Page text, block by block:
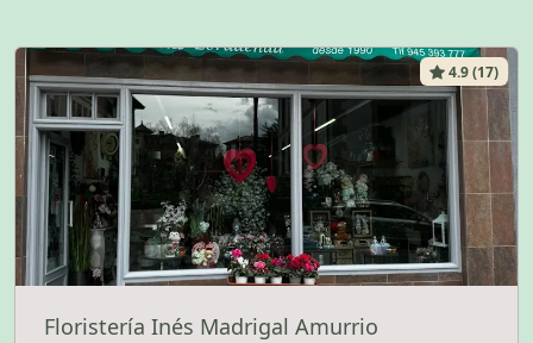
4.9 (17)
Floristería Inés Madrigal Amurrio